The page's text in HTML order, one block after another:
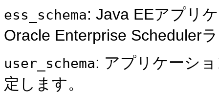
ess_schema: Java EEアプリ
Oracle Enterprise Scheduler
user_schema: アプリケーシ
定します。